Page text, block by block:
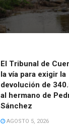
El Tribunal de
la vía para exigir la
devolución de
al hermano de
Sánchez
AGOSTO 5, 2026